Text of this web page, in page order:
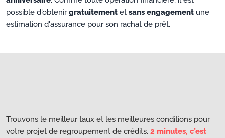
possible d'obtenirgratuitement et sans engagement une
estimation d'assurance pour son rachat de prêt.
Trouvons le meilleur taux et les meilleures conditions pour
votre projet de regroupement de crédits. 2 minutes, c’est